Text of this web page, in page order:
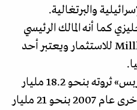
والبرتغالية.
كما أنه المالك الرئيسي
أيضاً لشركة Millhouse Capital للاستثمار ويعتبر أحد
- عام 2006 قدرت مجلة «فوربس» ثروته بنحو 18.2 مليار
دولار، في حين قدرتها مصادر أخرى عام 2007 بنحو 21 مليار